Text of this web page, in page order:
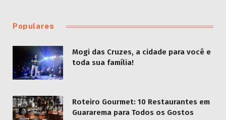
Populares
Mogi das Cruzes, a cidade para você e
toda sua família!
Roteiro Gourmet: 10 Restaurantes em
Guararema para Todos os Gostos